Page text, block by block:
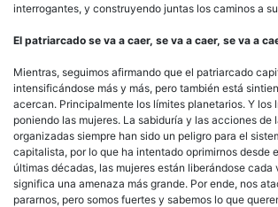
interrogantes, y construyendo juntas los caminos a
El patriarcado se va a caer, se va a caer, se va a
Mientras, seguimos afirmando que el patriarcado
intensificándose más y más, pero también está
acercan. Principalmente los límites planetarios. Y los
poniendo las mujeres. La sabiduría y las acciones de
organizadas siempre han sido un peligro para el
capitalista, por lo que ha intentado oprimirnos desde
últimas décadas, las mujeres están liberándose cada
significa una amenaza más grande. Por ende, nos
pararnos, pero somos fuertes y sabemos lo que